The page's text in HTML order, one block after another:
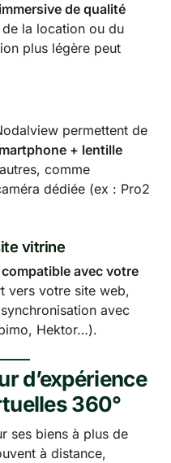
de qualité
de la location ou du
plus légère peut
permettent de
+ lentille
comme
dédiée (ex : Pro2
vitrine
compatible avec votre
vers votre site web,
avec
Hektor…).
d’expérience
360°
ses biens à plus de
à distance,